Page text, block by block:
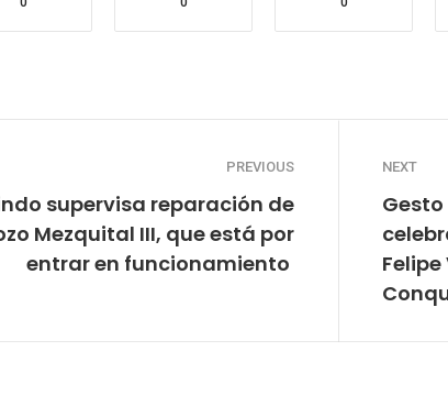
PREVIOUS
supervisa reparación de
Mezquital III, que está por
entrar en funcionamiento
NEXT